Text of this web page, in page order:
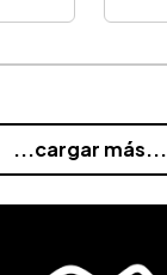
...cargar más...